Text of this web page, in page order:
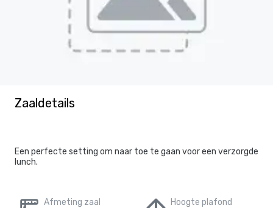
Zaaldetails
Een perfecte setting om naar toe te gaan voor een verzorgde
lunch.
Afmeting zaal
Hoogte plafond